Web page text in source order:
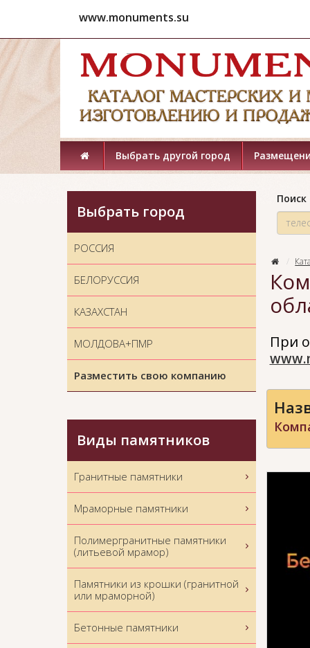
www.monuments.su
Выбрать другой город
Поиск
При
Выбрать город
РОССИЯ
БЕЛОРУССИЯ
КАЗАХСТАН
МОЛДОВА+ПМР
Разместить свою компанию
Виды памятников
Гранитные памятники
Мраморные памятники
Полимергранитные памятники
(литьевой мрамор)
Памятники из крошки (гранитной
или мраморной)
Бетонные памятники